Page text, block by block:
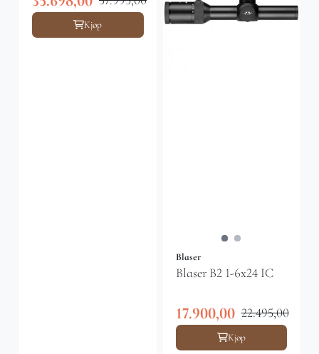
Kjøp
Blaser
Blaser B2 1-6x24 IC
17.900,00 22.495,00
Kjøp